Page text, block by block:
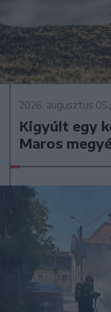
2026. augusztus
Kigyúlt egy
Maros